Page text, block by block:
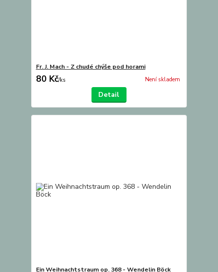
Fr. J. Mach - Z chudé chýše pod horami
80 Kč/ks Není skladem
Detail
Ein Weihnachtstraum op. 368 - Wendelin Böck